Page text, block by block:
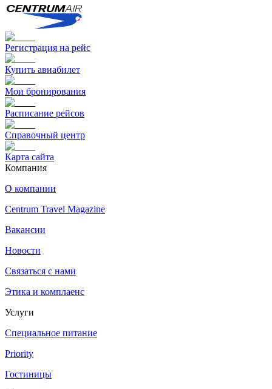
Регистрация на рейс
Купить авиабилет
Мои бронирования
Расписание рейсов
Справочный центр
Карта сайта
Компания
О компании
Centrum Travel Magazine
Вакансии
Новости
Связаться с нами
Этика и комплаенс
Услуги
Специальное питание
Priority
Гостиницы